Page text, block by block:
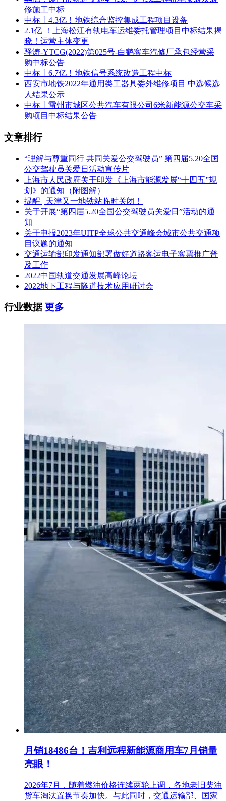
修施工中标
中标丨4.3亿！地铁综合监控集成工程项目设备
2.1亿 ！上海松江有轨电车运维委托管理项目中标结果揭
晓！运营主体变更
驿涛-YTCG(2022)第025号-白鹤客车汽修厂承包经营采
购中标公告
中标丨6.7亿！地铁信号系统改造工程中标
西安市地铁2022年通用类工器具委外维修项目 中选候选
人结果公示
中标丨雷州市城区公共汽车有限公司6米新能源公交车采
购项目中标结果公告
文章排行
“理解与尊重同行 共同关爱公交驾驶员” 第四届5.20全国
公交驾驶员关爱日活动宣传片
上海市人民政府关于印发《上海市能源发展“十四五”规
划》的通知（附图解）
提醒 | 天津又一地铁站临时关闭！
关于开展“第四届5.20全国公交驾驶员关爱日”活动的通
知
关于申报2023年UITP全球公共交通峰会城市公共交通项
目议题的通知
交通运输部印发通知部署做好道路客运电子客票推广普
及工作
2022中国轨道交通发展高峰论坛
2022地下工程与隧道技术应用研讨会
行业数据更多
月销18486台！吉利远程新能源商用车7月销量
亮眼！
2026年7月，随着燃油价格连续两轮上调，各地老旧柴油
货车淘汰置换节奏加快。与此同时，交通运输部、国家